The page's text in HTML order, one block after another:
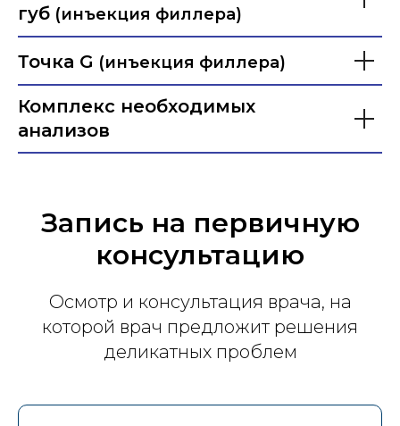
губ (инъекция филлера)
Точка G (инъекция филлера)
Комплекс необходимых
анализов
Запись на первичную
консультацию
Осмотр и консультация врача, на
которой врач предложит решения
деликатных проблем